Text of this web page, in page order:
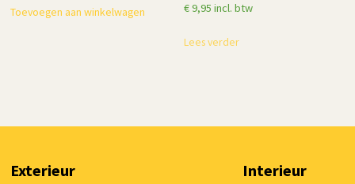
Toevoegen aan winkelwagen €9,95 incl. btw
Lees verder
Exterieur Interieur